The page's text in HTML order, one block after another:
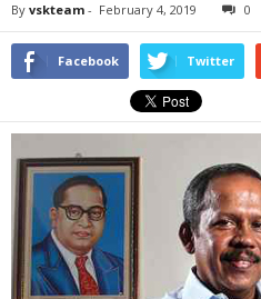
By vskteam - February 4, 2019 0
Facebook Twitter